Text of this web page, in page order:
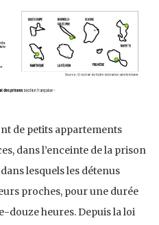
de petits appartements
dans l’enceinte de la prison
lesquels les détenus
proches, pour une durée
douze heures. Depuis la loi